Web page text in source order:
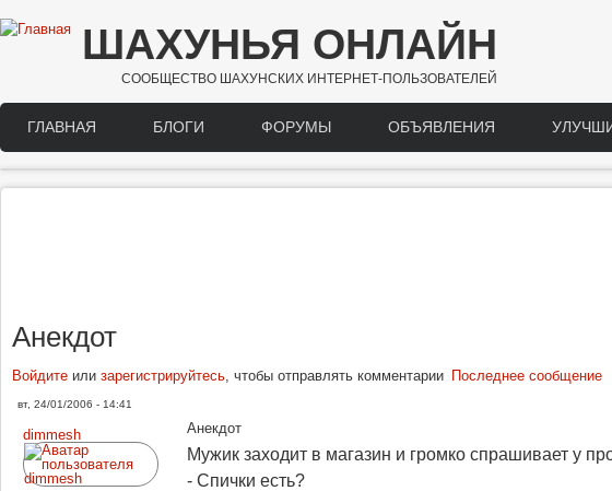
Перейти к основному содержанию
ШАХУНЬЯ ОНЛАЙН
СООБЩЕСТВО ШАХУНСКИХ ИНТЕРНЕТ-ПОЛЬЗОВАТЕЛЕЙ
Main menu
ГЛАВНАЯ БЛОГИ ФОРУМЫ ОБЪЯВЛЕНИЯ
Анекдот
Войдите или зарегистрируйтесь, чтобы отправлять комментарии Последнее сообщение
вт, 24/01/2006 - 14:41
dimmesh
Анекдот
Мужик заходит в магазин и громко спрашивает у
- Спички есть?